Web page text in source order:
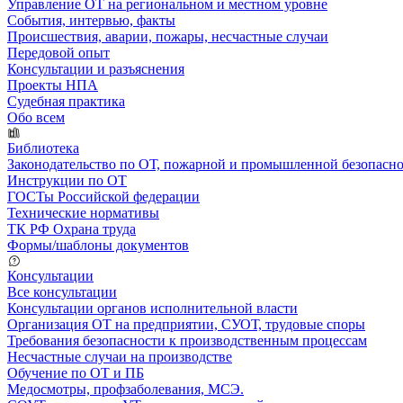
Управление ОТ на региональном и местном уровне
События, интервью, факты
Происшествия, аварии, пожары, несчастные случаи
Передовой опыт
Консультации и разъяснения
Проекты НПА
Судебная практика
Обо всем
Библиотека
Законодательство по ОТ, пожарной и промышленной
Инструкции по ОТ
ГОСТы Российской федерации
Технические нормативы
ТК РФ Охрана труда
Формы/шаблоны документов
Консультации
Все консультации
Консультации органов исполнительной власти
Организация ОТ на предприятии, СУОТ, трудовые споры
Требования безопасности к производственным процессам
Несчастные случаи на производстве
Обучение по ОТ и ПБ
Медосмотры, профзаболевания, МСЭ.